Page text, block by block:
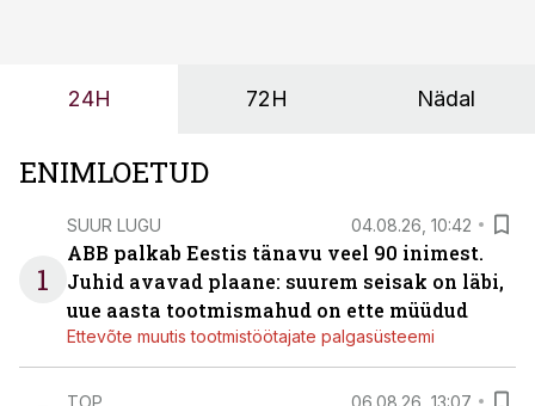
24H 72H Nädal
ENIMLOETUD
1
SUUR LUGU 04.08.26, 10:42
ABB palkab Eestis tänavu veel 90 inimest.
Juhid avavad plaane: suurem seisak on läbi,
uue aasta tootmismahud on ette müüdud
Ettevõte muutis tootmistöötajate palgasüsteemi
TOP 06.08.26, 13:07